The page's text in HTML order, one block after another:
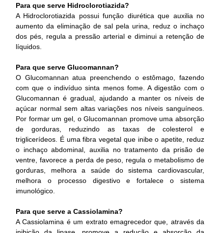
Para que serve Hidroclorotiazida?
A Hidroclorotiazida possui função diurética que auxilia no
aumento da eliminação de sal pela urina, reduz o inchaço
dos pés, regula a pressão arterial e diminui a retenção de
líquidos.
Para que serve Glucomannan?
O Glucomannan atua preenchendo o estômago, fazendo
com que o indivíduo sinta menos fome. A digestão com o
Glucomannan é gradual, ajudando a manter os níveis de
açúcar normal sem altas variações nos níveis sanguíneos.
Por formar um gel, o Glucomannan promove uma absorção
de gorduras, reduzindo as taxas de colesterol e
triglicerídeos. É uma fibra vegetal que inibe o apetite, reduz
o inchaço abdominal, auxilia no tratamento da prisão de
ventre, favorece a perda de peso, regula o metabolismo de
gorduras, melhora a saúde do sistema cardiovascular,
melhora o processo digestivo e fortalece o sistema
imunológico.
Para que serve a Cassiolamina?
A Cassiolamina é um extrato emagrecedor que, através da